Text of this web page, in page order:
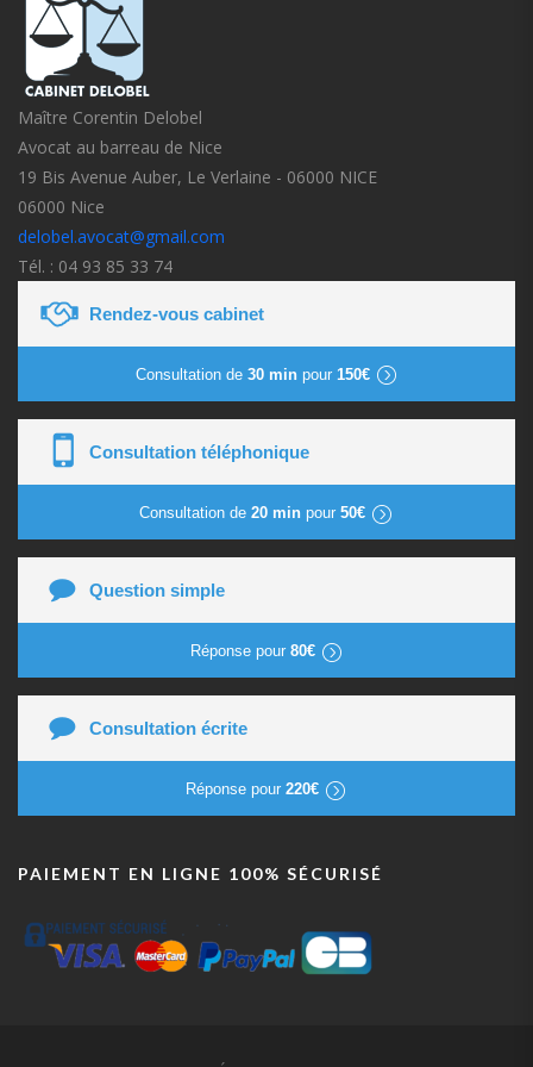
Maître Corentin Delobel
Avocat au barreau de Nice
19 Bis Avenue Auber, Le Verlaine - 06000 NICE
06000 Nice
delobel.avocat@gmail.com
Tél. : 04 93 85 33 74
Rendez-vous cabinet
Consultation de 30 minpour 150€
Consultation téléphonique
Consultation de 20 min pour 50€
Question simple
Réponse pour 80€
Consultation écrite
Réponse pour 220€
PAIEMENT EN LIGNE 100% SÉCURISÉ